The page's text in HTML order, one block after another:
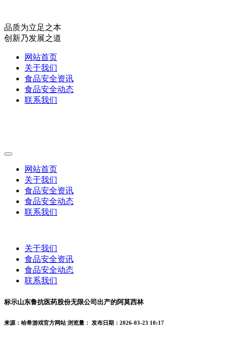
品质为立足之本
创新乃发展之道
网站首页
关于我们
食品安全资讯
食品安全动态
联系我们
网站首页
关于我们
食品安全资讯
食品安全动态
联系我们
关于我们
食品安全资讯
食品安全动态
联系我们
标示山东鲁抗医药股份无限公司出产的阿莫西林
来源：哈希游戏官方网站 浏览量： 发布日期：2026-03-23 10:17